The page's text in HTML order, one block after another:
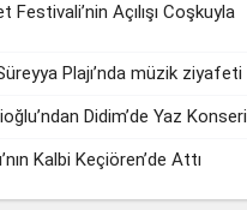
Festivali’nin Açılışı Coşkuyla
Plajı’nda müzik ziyafeti
Didim’de Yaz Konseri
Kalbi Keçiören’de Attı